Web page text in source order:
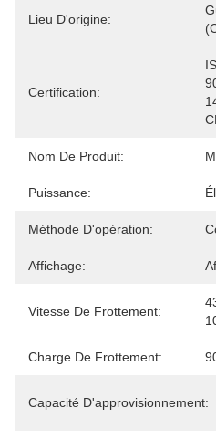
Lieu D'origine:
Certification:
Nom De Produit:
Puissance:
Méthode D'opération:
Affichage:
Vitesse De Frottement:
Charge De Frottement:
Capacité D'approvisionnement: